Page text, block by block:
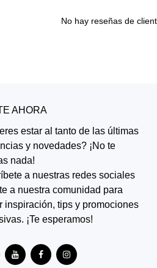
No hay reseñas de
AHORA
estar al tanto de las últimas
y novedades? ¡No te
nada!
a nuestras redes sociales
a nuestra comunidad para
inspiración, tips y promociones
¡Te esperamos!